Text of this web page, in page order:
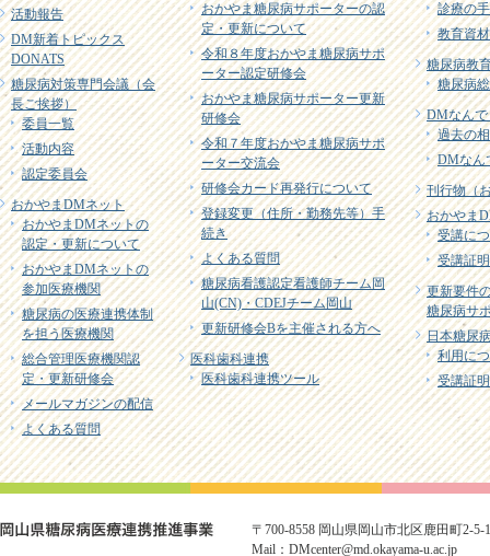
活動報告
DM新着トピックス
DONATS
糖尿病対策専門会議（会
長ご挨拶）
委員一覧
活動内容
認定委員会
おかやまDMネット
おかやまDMネットの
認定・更新について
おかやまDMネットの
参加医療機関
糖尿病の医療連携体制
を担う医療機関
総合管理医療機関認
定・更新研修会
メールマガジンの配信
よくある質問
おかやま糖尿病サポーターの認
定・更新について
令和８年度おかやま糖尿病サポ
ーター認定研修会
おかやま糖尿病サポーター更新
研修会
令和７年度おかやま糖尿病サポ
ーター交流会
研修会カード再発行について
登録変更（住所・勤務先等）手
続き
よくある質問
糖尿病看護認定看護師チーム岡
山(CN)・CDEJチーム岡山
更新研修会Bを主催される方へ
医科歯科連携
医科歯科連携ツール
診療の
教育資材
糖尿病教
糖尿病
DMなん
過去の
DMなん
刊行物（
おかやま
受講に
受講証
更新要件
糖尿病サ
日本糖尿
利用に
受講証
〒700-8558 岡山県岡山市北区鹿田町2-
Mail：DMcenter@md.okayama-u.ac.jp